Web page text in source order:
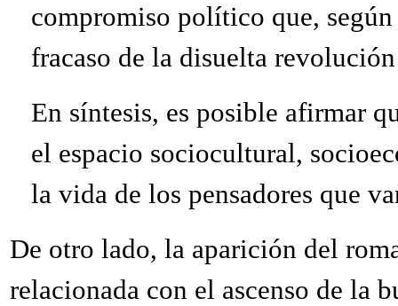
compromiso político que,
fracaso de la disuelta
En síntesis, es posible afirmar
el espacio sociocultural,
la vida de los pensadores que
De otro lado, la aparición del
relacionada con el ascenso de la